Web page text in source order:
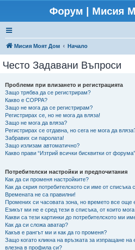
Форум | Мисия
Мисия Моят Дом Начало
Често Задавани Въпроси
Проблеми при влизането и регистрацията
Защо трябва да се регистрирам?
Какво е COPPA?
Защо не мога да се регистрирам?
Регистрирах се, но не мога да вляза!
Защо не мога да вляза?
Регистрирах се отдавна, но сега не мога да
Забравих си паролата!
Защо излизам автоматично?
Какво прави “Изтрий всички бисквитки от
Потребителски настройки и предпочитания
Как да си променя настройките?
Как да скрия потребителското си име от списъка
Времената не са правилни!
Промених си часовата зона, но времето все още
Езикът ми не е сред тези в списъка, от които
Какви са тези картинки до потребителското ми
Как да си сложа аватар?
Какъв е рангът ми и как да го променя?
Защо когато кликна на връзката за изпращане
влезна в профила си?